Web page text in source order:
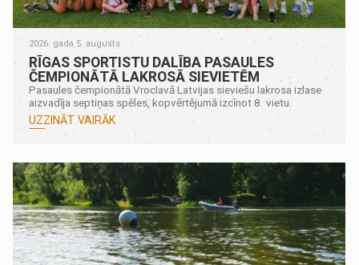
2026. gada 5. augusts
RĪGAS SPORTISTU DALĪBA PASAULES
ČEMPIONĀTĀ LAKROSĀ SIEVIETĒM
Pasaules čempionātā Vroclavā Latvijas sieviešu lakrosa izlase
aizvadīja septiņas spēles, kopvērtējumā izcīnot 8. vietu.
UZZINĀT VAIRĀK